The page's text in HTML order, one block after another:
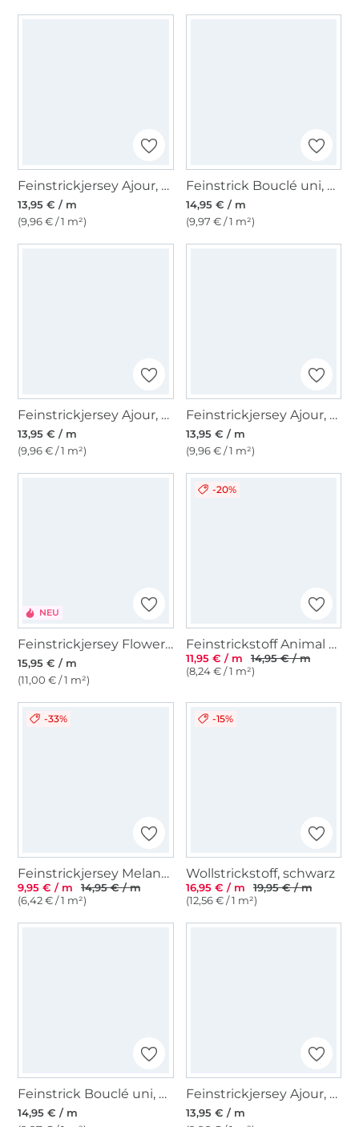
Feinstrickjersey Ajour, pastellgrün
13,95 € / m
(9,96 € / 1 m²)
Feinstrick Bouclé uni, oliv
14,95 € / m
(9,97 € / 1 m²)
Feinstrickjersey Ajour, pastellblau
13,95 € / m
(9,96 € / 1 m²)
Feinstrickjersey Ajour, pastellrosa
13,95 € / m
(9,96 € / 1 m²)
NEU
Feinstrickjersey Flowers, grün
15,95 € / m
(11,00 € / 1 m²)
-20%
Feinstrickstoff Animal Print, braun
11,95 € / m
14,95 € / m
(8,24 € / 1 m²)
-33%
Feinstrickjersey Melange, hellgrau
9,95 € / m
14,95 € / m
(6,42 € / 1 m²)
-15%
Wollstrickstoff, schwarz
16,95 € / m
19,95 € / m
(12,56 € / 1 m²)
Feinstrick Bouclé uni, beige
14,95 € / m
Feinstrickjersey Ajour, blassgrün
13,95 € / m